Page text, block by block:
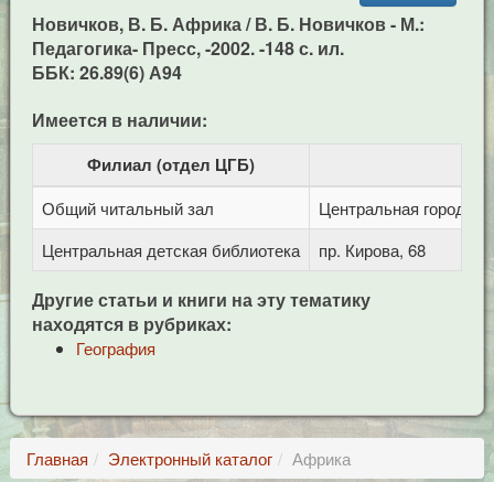
Новичков, В. Б. Африка / В. Б. Новичков - М.:
Педагогика- Пресс, -2002. -148 с. ил.
ББК: 26.89(6) А94
Имеется в наличии:
Филиал (отдел ЦГБ)
Общий читальный зал
Центральная
Центральная детская библиотека
пр. Кирова, 68
Другие статьи и книги на эту тематику
находятся в рубриках:
География
Главная Электронный каталог Африка